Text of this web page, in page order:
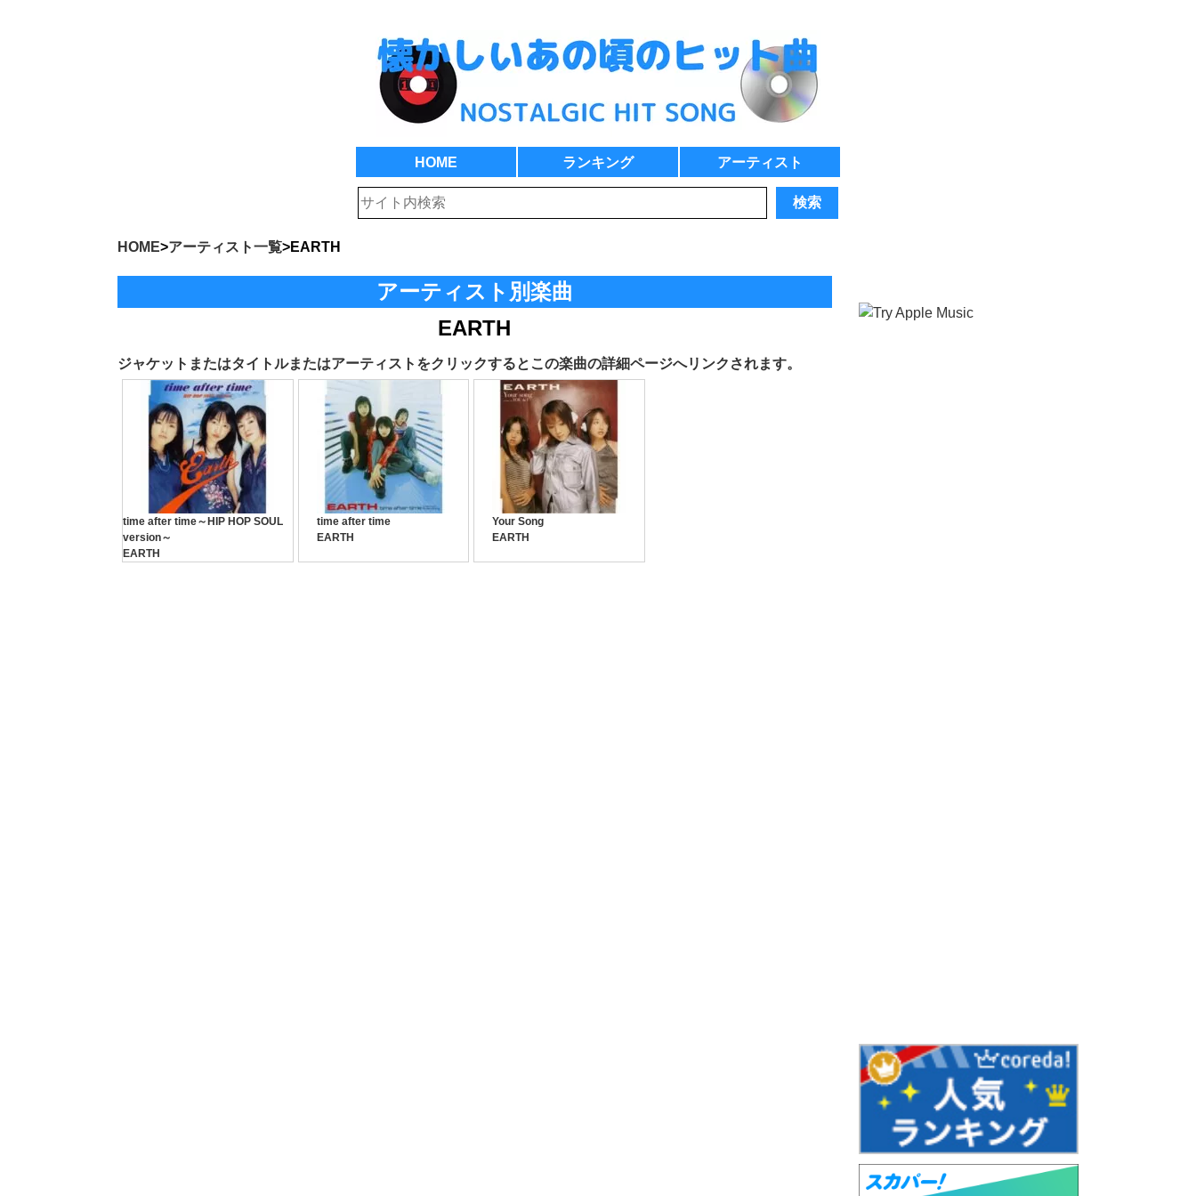
HOME ランキング アーティスト
検索
HOME>アーティスト一覧>EARTH
アーティスト別楽曲
EARTH
ジャケットまたはタイトルまたはアーティストをクリックするとこの楽曲の詳細ページへリンクされます。
time after time～HIP HOP SOUL
version～
EARTH
time after time
EARTH
Your Song
EARTH